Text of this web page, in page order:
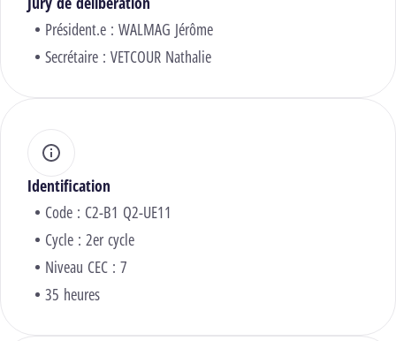
Président.e : WALMAG Jérôme
Secrétaire : VETCOUR Nathalie
Identification
Code : C2-B1 Q2-UE11
Cycle : 2er cycle
Niveau CEC : 7
35 heures